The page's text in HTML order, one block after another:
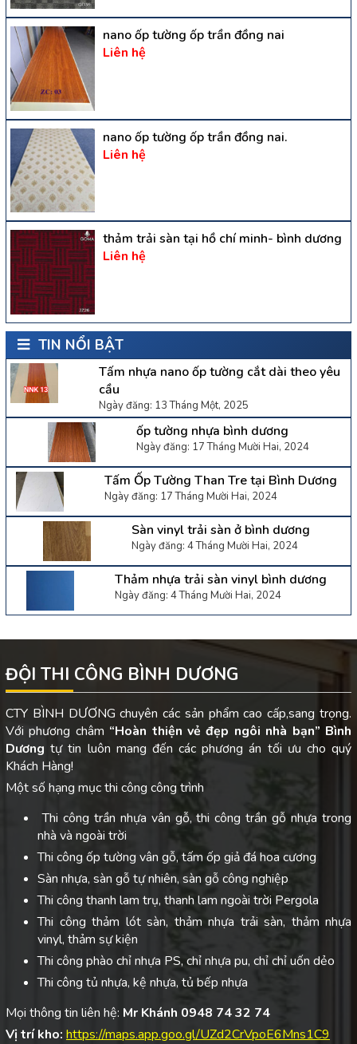
nano ốp tường ốp trần đồng nai
Liên hệ
nano ốp tường ốp trần đồng nai.
Liên hệ
thảm trải sàn tại hồ chí minh- bình dương
Liên hệ
TIN NỔI BẬT
Tấm nhựa nano ốp tường cắt dài theo yêu
cầu
Ngày đăng: 13 Tháng Một, 2025
ốp tường nhựa bình dương
Ngày đăng: 17 Tháng Mười Hai, 2024
Tấm Ốp Tường Than Tre tại Bình Dương
Ngày đăng: 17 Tháng Mười Hai, 2024
Sàn vinyl trải sàn ở bình dương
Ngày đăng: 4 Tháng Mười Hai, 2024
Thảm nhựa trải sàn vinyl bình dương
Ngày đăng: 4 Tháng Mười Hai, 2024
ĐỘI THI CÔNG BÌNH DƯƠNG
CTY BÌNH DƯƠNG chuyên các sản phẩm cao cấp,sang trọng.
Với phương châm “Hoàn thiện vẻ đẹp ngôi nhà bạn” Bình
Dươngtự tin luôn mang đến các phương án tối ưu cho quý
Khách Hàng!
Một số hạng mục thi công công trình
Thi công trần nhựa vân gỗ, thi công trần gỗ nhựa trong
nhà và ngoài trời
Thi công ốp tường vân gỗ, tấm ốp giả đá hoa cương
Sàn nhựa, sàn gỗ tự nhiên, sàn gỗ công nghiệp
Thi công thanh lam trụ, thanh lam ngoài trời Pergola
Thi công thảm lót sàn, thảm nhựa trải sàn, thảm nhựa
vinyl, thảm sự kiện
Thi công phào chỉ nhựa PS, chỉ nhựa pu, chỉ chỉ uốn dẻo
Thi công tủ nhựa, kệ nhựa, tủ bếp nhựa
Mọi thông tin liên hệ: Mr Khánh 0948 74 32 74
Vị trí kho: https://maps.app.goo.gl/UZd2CrVpoE6Mns1C9